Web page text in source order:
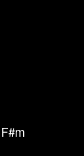
F#m